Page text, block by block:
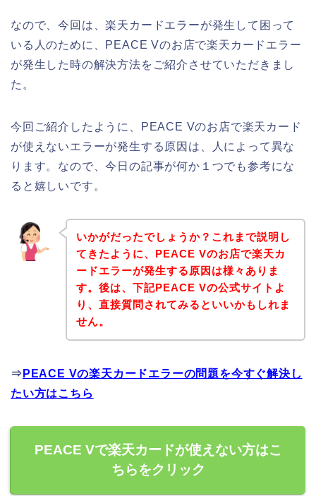
なので、今回は、楽天カードエラーが発生して困って
いる人のために、PEACE Vのお店で楽天カードエラー
が発生した時の解決方法をご紹介させていただきまし
た。
今回ご紹介したように、PEACE Vのお店で楽天カード
が使えないエラーが発生する原因は、人によって異な
ります。なので、今日の記事が何か１つでも参考にな
ると嬉しいです。
いかがだったでしょうか？これまで説明し
てきたように、PEACE Vのお店で楽天カ
ードエラーが発生する原因は様々ありま
す。後は、下記PEACE Vの公式サイトよ
り、直接質問されてみるといいかもしれま
せん。
⇒ PEACE Vの楽天カードエラーの問題を今すぐ解決し
たい方はこちら
PEACE Vで楽天カードが使えない方はこ
ちらをクリック